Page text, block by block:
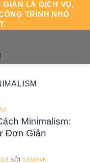
GIẢN LÀ DỊCH VỤ,
TRÌNH NHỎ
Minimalism:
Đơn Giản
BỞIGEMSVN